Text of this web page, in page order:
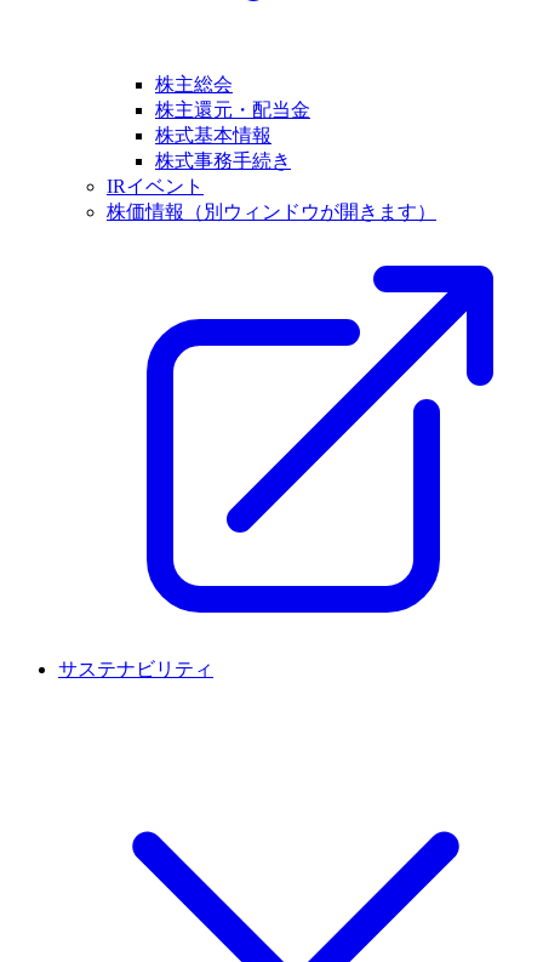
株主総会
株主還元・配当金
株式基本情報
株式事務手続き
IRイベント
株価情報
（別ウィンドウが開きます）
サステナビリティ